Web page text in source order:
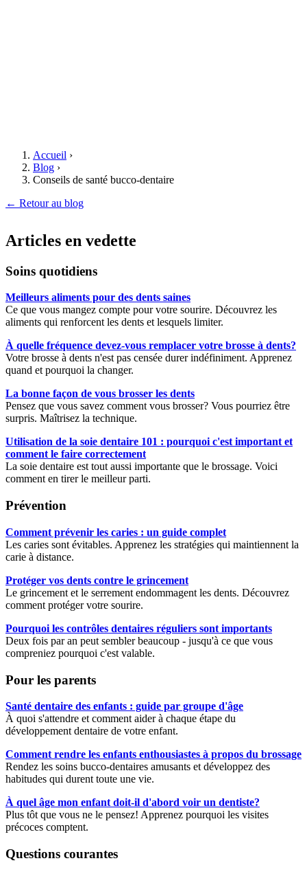
Accueil ›
Blog ›
Conseils de santé bucco-dentaire
← Retour au blog
Articles en vedette
Soins quotidiens
Meilleurs aliments pour des dents saines
Ce que vous mangez compte pour votre sourire. Découvrez les
aliments qui renforcent les dents et lesquels limiter.
À quelle fréquence devez-vous remplacer votre brosse à dents?
Votre brosse à dents n'est pas censée durer indéfiniment. Apprenez
quand et pourquoi la changer.
La bonne façon de vous brosser les dents
Pensez que vous savez comment vous brosser? Vous pourriez être
surpris. Maîtrisez la technique.
Utilisation de la soie dentaire 101 : pourquoi c'est important et
comment le faire correctement
La soie dentaire est tout aussi importante que le brossage. Voici
comment en tirer le meilleur parti.
Prévention
Comment prévenir les caries : un guide complet
Les caries sont évitables. Apprenez les stratégies qui maintiennent la
carie à distance.
Protéger vos dents contre le grincement
Le grincement et le serrement endommagent les dents. Découvrez
comment protéger votre sourire.
Pourquoi les contrôles dentaires réguliers sont importants
Deux fois par an peut sembler beaucoup - jusqu'à ce que vous
compreniez pourquoi c'est valable.
Pour les parents
Santé dentaire des enfants : guide par groupe d'âge
À quoi s'attendre et comment aider à chaque étape du
développement dentaire de votre enfant.
Comment rendre les enfants enthousiastes à propos du brossage
Rendez les soins bucco-dentaires amusants et développez des
habitudes qui durent toute une vie.
À quel âge mon enfant doit-il d'abord voir un dentiste?
Plus tôt que vous ne le pensez! Apprenez pourquoi les visites
précoces comptent.
Questions courantes